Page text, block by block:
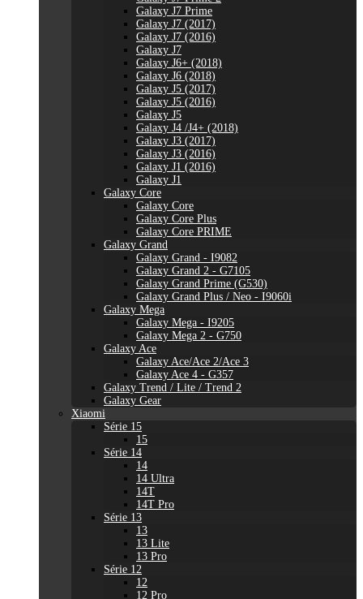
Galaxy J7 Prime
Galaxy J7 (2017)
Galaxy J7 (2016)
Galaxy J7
Galaxy J6+ (2018)
Galaxy J6 (2018)
Galaxy J5 (2017)
Galaxy J5 (2016)
Galaxy J5
Galaxy J4 /J4+ (2018)
Galaxy J3 (2017)
Galaxy J3 (2016)
Galaxy J1 (2016)
Galaxy J1
Galaxy Core
Galaxy Core
Galaxy Core Plus
Galaxy Core PRIME
Galaxy Grand
Galaxy Grand - I9082
Galaxy Grand 2 - G7105
Galaxy Grand Prime (G530)
Galaxy Grand Plus / Neo - I9060i
Galaxy Mega
Galaxy Mega - I9205
Galaxy Mega 2 - G750
Galaxy Ace
Galaxy Ace/Ace 2/Ace 3
Galaxy Ace 4 - G357
Galaxy Trend / Lite / Trend 2
Galaxy Gear
Xiaomi
Série 15
15
Série 14
14
14 Ultra
14T
14T Pro
Série 13
13
13 Lite
13 Pro
Série 12
12
12 Pro